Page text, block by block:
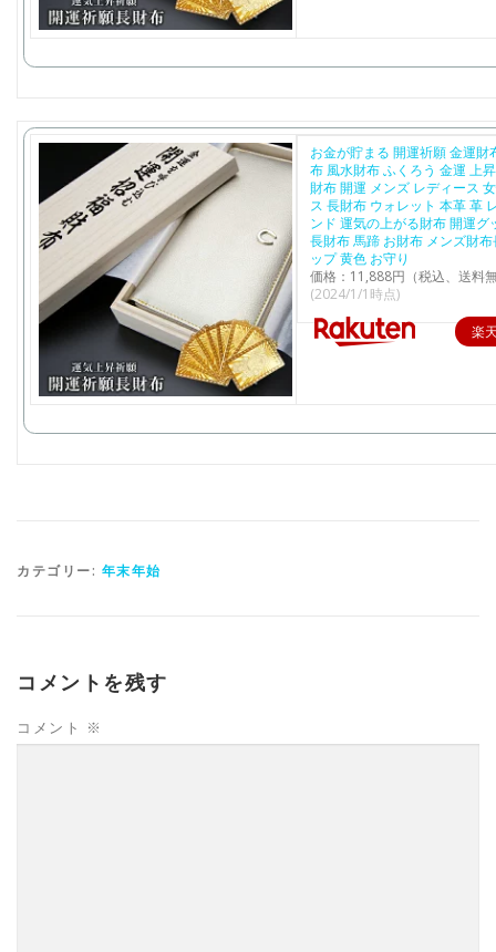
お金が貯まる 開運祈願 金運財
布 風水財布 ふくろう 金運 上
財布 開運 メンズ レディース
ス 長財布 ウォレット 本革 革
ンド 運気の上がる財布 開運グ
長財布 馬蹄 お財布 メンズ財
ップ 黄色 お守り
価格：11,888円（税込、送料
(2024/1/1時点)
楽
カテゴリー: 年末年始
コメントを残す
コメント ※